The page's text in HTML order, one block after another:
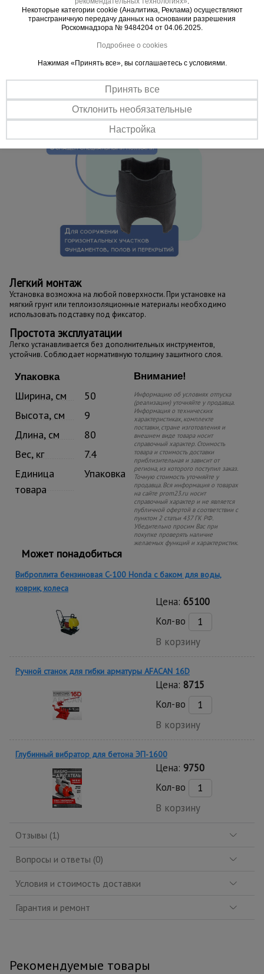
так и проволоки сварной сетки максимальной толщиной до
10/15/20/25 мм, при сооружении горизонтальных участков
фундаментов, полов и перекрытий.
Работа в любую погоду
состав изделия, придают устойчивость к погодным изменениям и
Легкий монтаж
Установка возможна на любой поверхности. При установке на
мягкий грунт или теплоизоляционные материалы необходимо
использовать подставку под фиксатор.
Простота эксплуатации
Легко устанавливается без дополнительных инструментов,
устойчив. Соблюдает нормативную толщину защитного слоя.
Упаковка
Ширина, см
50
Высота, см
9
Длина, см
80
Вес, кг
7.4
Единица
товара
Упаковка
Внимание!
Информацию об условиях отпуска
(реализации) уточняйте у продавца.
Информация о технических
характеристиках, комплекте
поставки, стране изготовления и
внешнем виде товара носит
справочный характер. Стоимость
товара и стоимость доставки
приблизительная и зависит от
региона, из которого поступил заказ.
Точную стоимость уточняйте у
продавца. Вся информация о товарах
на сайте prom23.ru носит
справочный характер и не является
публичной офертой в соответствии с
пунктом 2 статьи 437 ГК РФ.
Убедительно просим Вас при
покупке проверять наличие
желаемых функций и характеристик.
Может понадобиться
Виброплита бензиновая C-100 Honda с баком для воды,
коврик, колеса
Цена: 65100
Кол-во
В корзину
Ручной станок для гибки арматуры AFACAN 16D
Цена: 8715
Кол-во
В корзину
Глубинный вибратор для бетона ЭП-1600
Цена: 9750
Кол-во
В корзину
Отзывы (1)
Вопросы и ответы (0)
Условия и стоимость доставки
Гарантия и ремонт
Рекомендуемые товары
Некоторые категории cookie (Аналитика, Реклама) осуществляют
трансграничную передачу данных на основании разрешения
Роскомнадзора № 9484204 от 04.06.2025.
Подробнее о cookies
Нажимая «Принять все», вы соглашаетесь с условиями.
Принять все
Отклонить необязательные
Настройка